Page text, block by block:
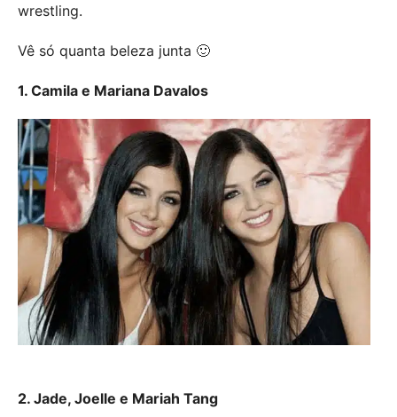
wrestling.
Vê só quanta beleza junta 🙂
1. Camila e Mariana Davalos
2. Jade, Joelle e Mariah Tang